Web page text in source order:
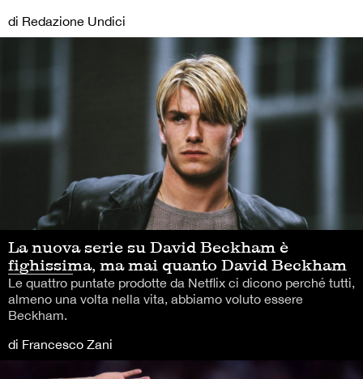
di Redazione Undici
La nuova serie su David Beckham è
fighissima, ma mai quanto David Beckham
Le quattro puntate prodotte da Netflix ci dicono perché tutti,
almeno una volta nella vita, abbiamo voluto essere
Beckham.
di Francesco Zani